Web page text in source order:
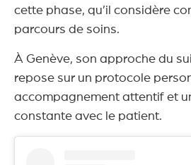
cette phase, qu’il considère
parcours de soins.
À Genève, son approche du
repose sur un protocole
accompagnement attentif et
constante avec le patient.